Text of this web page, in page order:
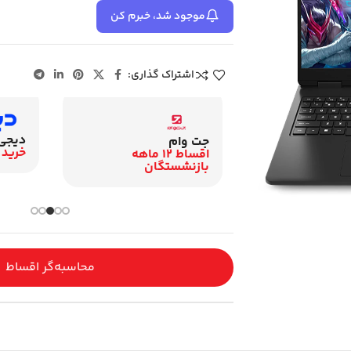
موجود شد، خبرم کن
اشتراک گذاری:
جت وام
اقساط 12 ماهه
بازنشستگان
خرید اعتباری و اقساطی
محاسبه‌گر اقساط